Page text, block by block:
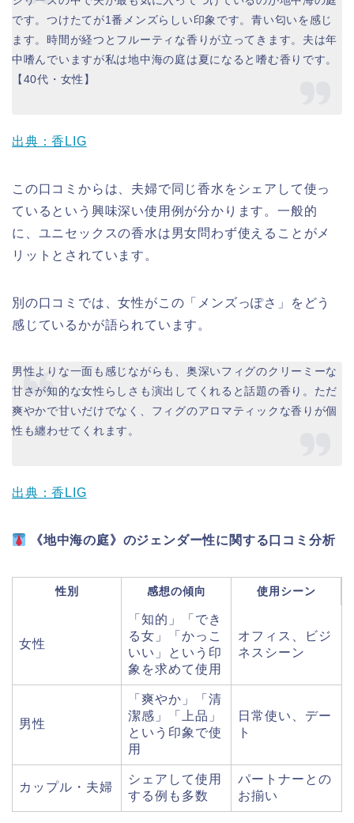
です。つけたてが1番メンズらしい印象です。青い匂いを感じ
ます。時間が経つとフルーティな香りが立ってきます。夫は年
中嗜んでいますが私は地中海の庭は夏になると嗜む香りです。
【40代・女性】
出典：香LIG
この口コミからは、夫婦で同じ香水をシェアして使っ
ているという興味深い使用例が分かります。一般的
に、ユニセックスの香水は男女問わず使えることがメ
リットとされています。
別の口コミでは、女性がこの「メンズっぽさ」をどう
感じているかが語られています。
男性よりな一面も感じながらも、奥深いフィグのクリーミーな
甘さが知的な女性らしさも演出してくれると話題の香り。ただ
爽やかで甘いだけでなく、フィグのアロマティックな香りが個
性も纏わせてくれます。
出典：香LIG
《地中海の庭》のジェンダー性に関する口コミ分析
性別 感想の傾向 使用シーン
女性
「知的」「でき
る女」「かっこ
いい」という印
象を求めて使用
オフィス、ビジ
ネスシーン
男性
「爽やか」「清
潔感」「上品」
という印象で使
用
日常使い、デー
ト
カップル・夫婦
シェアして使用
する例も多数
パートナーとの
お揃い